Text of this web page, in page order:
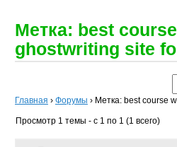
Метка: best
ghostwriting site
Главная › Форумы › Метка: best course
Просмотр 1 темы - с 1 по 1 (1 всего)